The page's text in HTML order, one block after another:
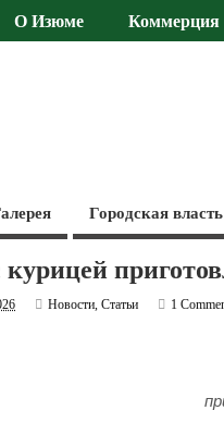
О Изюме Коммерция
Городская власть
Новости,Статьи
1